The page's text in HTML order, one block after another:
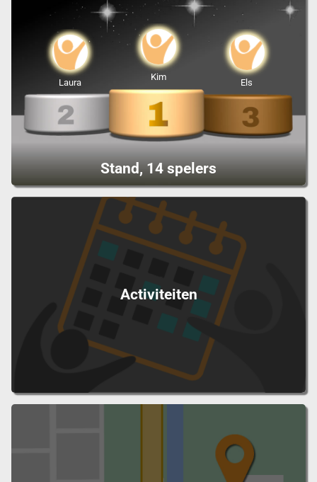
Stand, 14 spelers
Kim
Laura Els
Activiteiten